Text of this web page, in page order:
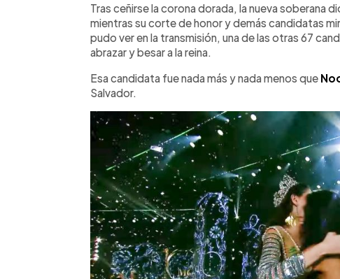
Tras ceñirse la corona dorada, la nueva soberana
mientras su corte de honor y demás candidatas
pudo ver en la transmisión, una de las otras 67
abrazar y besar a la reina.
Esa candidata fue nada más y nada menos que
Salvador.